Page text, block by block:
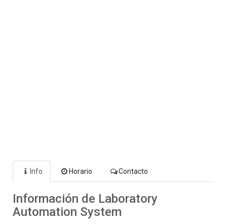
Info Horario Contacto
Información de Laboratory
Automation System